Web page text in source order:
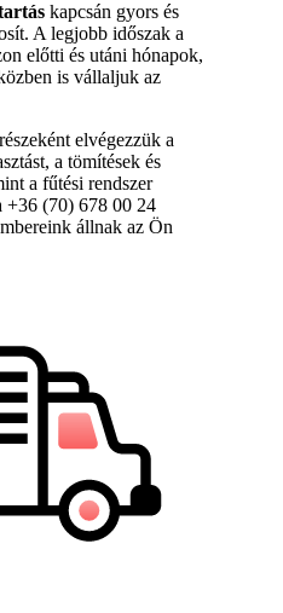
kapcsán gyors és
A legjobb időszak a
előtti és utáni hónapok,
is vállaljuk az
elvégezzük a
a tömítések és
a fűtési rendszer
+36 (70) 678 00 24
állnak az Ön